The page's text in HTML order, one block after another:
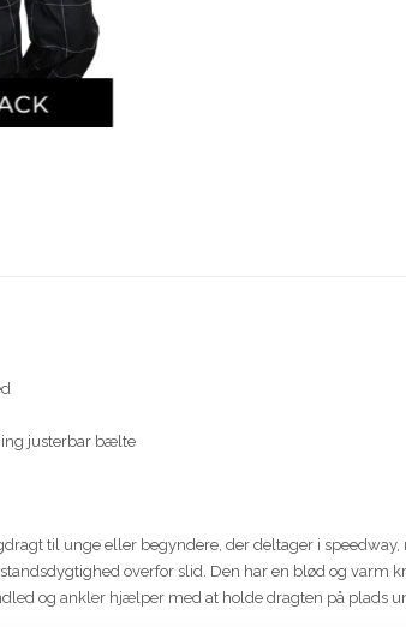
justerbar bælte
til unge eller begyndere, der deltager i
overfor slid. Den har en blød og varm
og ankler hjælper med at holde dragten på plads